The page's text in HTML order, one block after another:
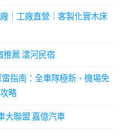
｜工廠直營｜客製化實木床
推薦 澐河民宿
雷指南：全車隊極新、機場免
略
大聯盟 嘉億汽車